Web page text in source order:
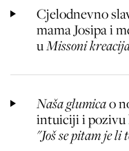
Cjelodnevno
mama Josipa i
uMissoni
Naša glumicao
intuiciji i pozivu
"Još se pitam je li